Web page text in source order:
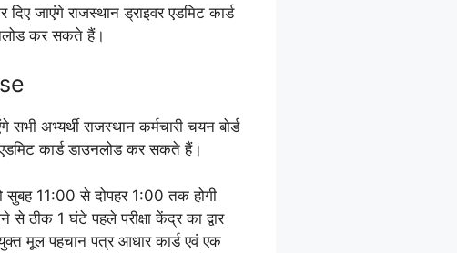
जाएंगे राजस्थान ड्राइवर एडमिट कार्ड
कर सकते हैं।
अभ्यर्थी राजस्थान कर्मचारी चयन बोर्ड
कार्ड डाउनलोड कर सकते हैं।
सुबह 11:00 से दोपहर 1:00 तक होगी
से ठीक 1 घंटे पहले परीक्षा केंद्र का द्वार
युक्त मूल पहचान पत्र आधार कार्ड एवं एक